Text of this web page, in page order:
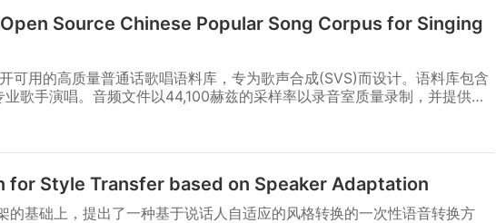
Source Chinese Popular Song Corpus for Singing
可用的高质量普通话歌唱语料库，专为歌声合成(SVS)而设计。语料库包含
歌手演唱。音频文件以44,100赫兹的采样率以录音室质量录制，并提供相
for Style Transfer based on Speaker Adaptation
的基础上，提出了一种基于说话人自适应的风格转换的一次性语音转换方